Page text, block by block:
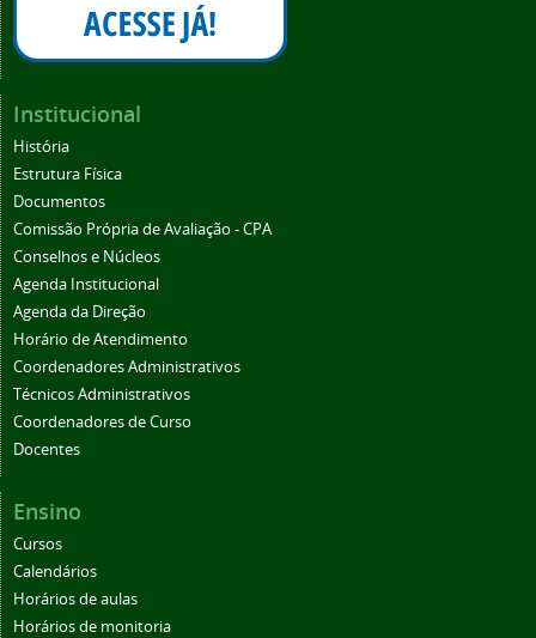
Institucional
História
Estrutura Física
Documentos
Comissão Própria de Avaliação - CPA
Conselhos e Núcleos
Agenda Institucional
Agenda da Direção
Horário de Atendimento
Coordenadores Administrativos
Técnicos Administrativos
Coordenadores de Curso
Docentes
Ensino
Cursos
Calendários
Horários de aulas
Horários de monitoria